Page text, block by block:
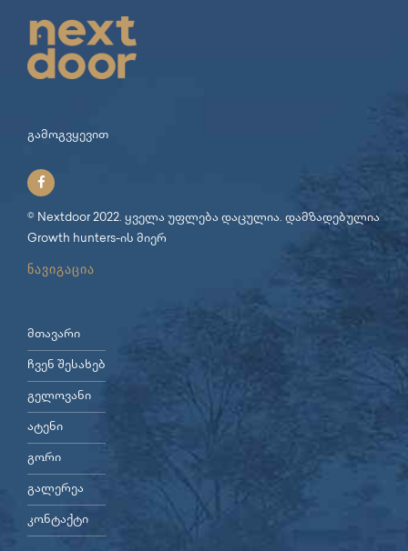
გამოგვყევით
© Nextdoor 2022. ყველა უფლება დაცულია. დამზადებულია
Growth hunters-ის მიერ
ნავიგაცია
მთავარი
ჩვენ შესახებ
გელოვანი
ატენი
გორი
გალერეა
კონტაქტი